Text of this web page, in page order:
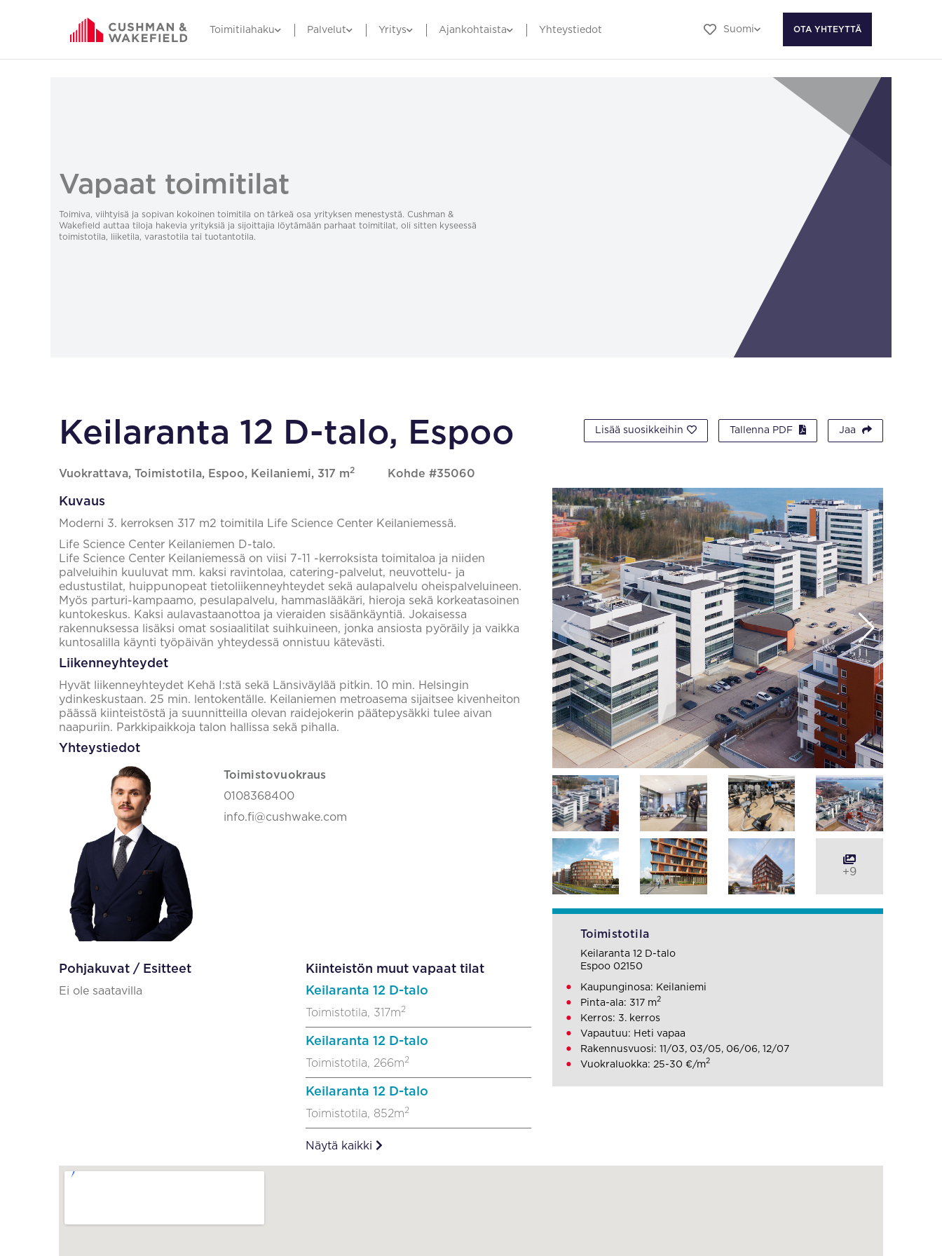
Toimitilahaku Palvelut Yritys Ajankohtaista Yhteystiedot Suomi OTA YHTEYTTÄ
Vapaat toimitilat
Toimiva, viihtyisä ja sopivan kokoinen toimitila on tärkeä osa yrityksen menestystä. Cushman &
Wakefield auttaa tiloja hakevia yrityksiä ja sijoittajia löytämään parhaat toimitilat, oli sitten kyseessä
toimistotila, liiketila, varastotila tai tuotantotila.
Keilaranta 12 D-talo, Espoo
Vuokrattava, Toimistotila, Espoo, Keilaniemi, 317 m2 Kohde #35060
Lisää suosikkeihin Tallenna PDF Jaa
Kuvaus
Moderni 3. kerroksen 317 m2 toimitila Life Science Center Keilaniemessä.
Life Science Center Keilaniemen D-talo.
Life Science Center Keilaniemessä on viisi 7-11 -kerroksista toimitaloa ja niiden
palveluihin kuuluvat mm. kaksi ravintolaa, catering-palvelut, neuvottelu- ja
edustustilat, huippunopeat tietoliikenneyhteydet sekä aulapalvelu oheispalveluineen.
Myös parturi-kampaamo, pesulapalvelu, hammaslääkäri, hieroja sekä korkeatasoinen
kuntokeskus. Kaksi aulavastaanottoa ja vieraiden sisäänkäyntiä. Jokaisessa
rakennuksessa lisäksi omat sosiaalitilat suihkuineen, jonka ansiosta pyöräily ja vaikka
kuntosalilla käynti työpäivän yhteydessä onnistuu kätevästi.
Liikenneyhteydet
Hyvät liikenneyhteydet Kehä I:stä sekä Länsiväylää pitkin. 10 min. Helsingin
ydinkeskustaan. 25 min. lentokentälle. Keilaniemen metroasema sijaitsee kivenheiton
päässä kiinteistöstä ja suunnitteilla olevan raidejokerin päätepysäkki tulee aivan
naapuriin. Parkkipaikkoja talon hallissa sekä pihalla.
Yhteystiedot
Toimistovuokraus
0108368400
info.fi@cushwake.com
Pohjakuvat / Esitteet
Ei ole saatavilla
Kiinteistön muut vapaat tilat
Keilaranta 12 D-talo
Toimistotila, 317m2
Keilaranta 12 D-talo
Toimistotila, 266m2
Keilaranta 12 D-talo
Toimistotila, 852m2
Näytä kaikki
+9
Toimistotila
Keilaranta 12 D-talo
Espoo 02150
Kaupunginosa: Keilaniemi
Pinta-ala: 317 m2
Kerros: 3. kerros
Vapautuu: Heti vapaa
Rakennusvuosi: 11/03, 03/05, 06/06, 12/07
Vuokraluokka: 25-30 €/m2